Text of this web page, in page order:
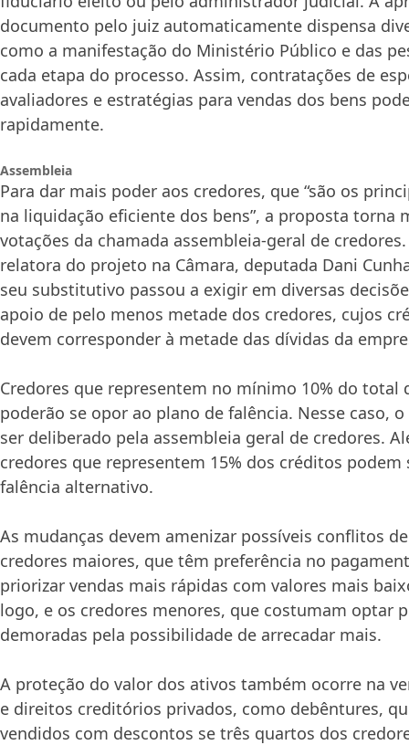
documento pelo juiz automaticamente dispensa
como a manifestação do Ministério Público e das
cada etapa do processo. Assim, contratações de
avaliadores e estratégias para vendas dos bens
rapidamente.
Assembleia
Para dar mais poder aos credores, que “são os
na liquidação eficiente dos bens”, a proposta torna
votações da chamada assembleia-geral de
relatora do projeto na Câmara, deputada Dani
seu substitutivo passou a exigir em diversas
apoio de pelo menos metade dos credores, cujos
devem corresponder à metade das dívidas da
Credores que representem no mínimo 10% do total
poderão se opor ao plano de falência. Nesse caso,
ser deliberado pela assembleia geral de credores.
credores que representem 15% dos créditos
falência alternativo.
As mudanças devem amenizar possíveis conflitos
credores maiores, que têm preferência no
priorizar vendas mais rápidas com valores mais
logo, e os credores menores, que costumam optar
demoradas pela possibilidade de arrecadar mais.
A proteção do valor dos ativos também ocorre na
e direitos creditórios privados, como debêntures,
vendidos com descontos se três quartos dos